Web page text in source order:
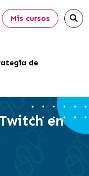
Mis cursos
de
en